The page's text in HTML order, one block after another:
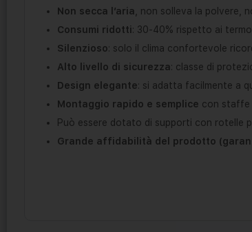
Non secca l’aria , non solleva la polvere,
Consumi ridotti: 30-40% rispetto ai
Silenzioso: solo il clima confortevole
Alto livello di sicurezza: classe di
Design elegante: si adatta facilmente a
Montaggio rapido e semplice con staffe
Può essere dotato di supporti con rotelle
Grande affidabilità del prodotto